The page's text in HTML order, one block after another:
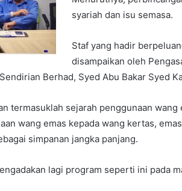
syariah dan isu semasa.
Staf yang hadir
disampaikan oleh
Berhad, Syed Abu Bakar Syed
termasuklah sejarah penggunaan wang
wang emas kepada wang kertas,
simpanan jangka panjang.
lagi program seperti ini pada